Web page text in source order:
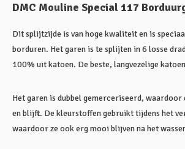
DMC Mouline Special 117
Dit splijtzijde is van hoge kwaliteit en is
borduren. Het garen is te splijten in 6 losse
100% uit katoen. De beste, langvezelige
Het garen is dubbel gemerceriseerd, waardoor
en blijft. De kleurstoffen gebruikt tijdens het
waardoor ze ook erg mooi blijven na het